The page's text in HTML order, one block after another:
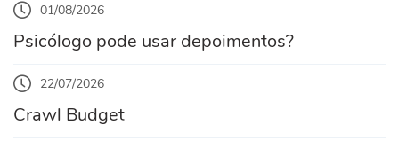
01/08/2026
Psicólogo pode usar depoimentos?
22/07/2026
Crawl Budget